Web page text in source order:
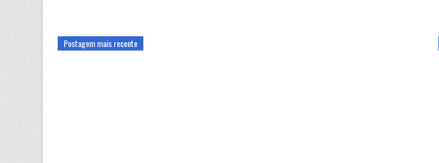
Postagem mais recente